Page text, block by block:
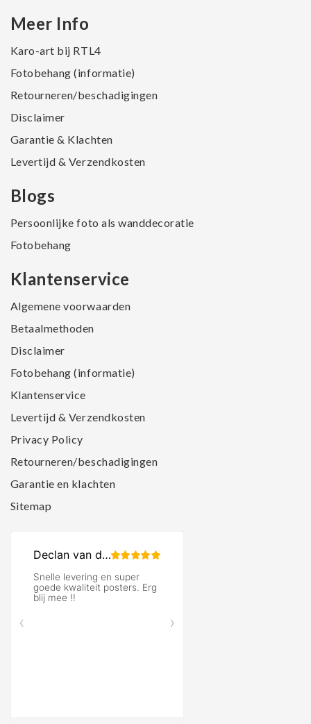
Meer Info
Karo-art bij RTL4
Fotobehang (informatie)
Retourneren/beschadigingen
Disclaimer
Garantie & Klachten
Levertijd & Verzendkosten
Blogs
Persoonlijke foto als wanddecoratie
Fotobehang
Klantenservice
Algemene voorwaarden
Betaalmethoden
Disclaimer
Fotobehang (informatie)
Klantenservice
Levertijd & Verzendkosten
Privacy Policy
Retourneren/beschadigingen
Garantie en klachten
Sitemap